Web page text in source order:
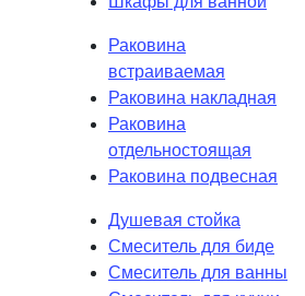
Раковина
встраиваемая
Раковина накладная
Раковина
отдельностоящая
Раковина подвесная
Душевая стойка
Смеситель для биде
Смеситель для ванны